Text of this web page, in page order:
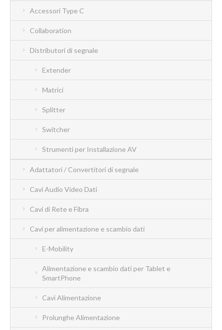
Accessori Type C
Collaboration
Distributori di segnale
Extender
Matrici
Splitter
Switcher
Strumenti per Installazione AV
Adattatori / Convertitori di segnale
Cavi Audio Video Dati
Cavi di Rete e Fibra
Cavi per alimentazione e scambio dati
E-Mobility
Alimentazione e scambio dati per Tablet e
SmartPhone
Cavi Alimentazione
Prolunghe Alimentazione